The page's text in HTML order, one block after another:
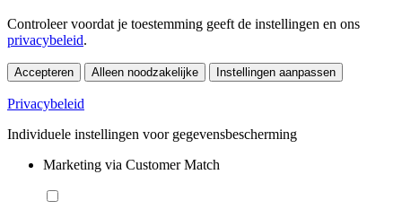
Controleer voordat je toestemming geeft de instellingen en ons
privacybeleid.
Accepteren Alleen noodzakelijke Instellingen aanpassen
Privacybeleid
Individuele instellingen voor gegevensbescherming
Marketing via Customer Match